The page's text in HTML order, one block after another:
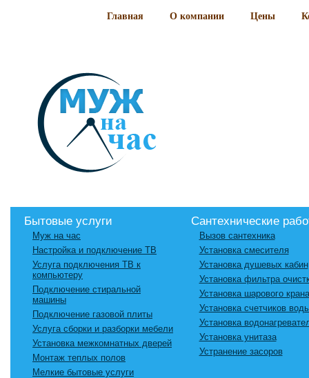
Главная О компании Цены
Бытовые услуги
Муж на час
Настройка и подключение ТВ
Услуга подключения ТВ к
компьютеру
Подключение стиральной
машины
Подключение газовой плиты
Услуга сборки и разборки мебели
Установка межкомнатных дверей
Монтаж теплых полов
Мелкие бытовые услуги
Сантехнические
Вызов сантехника
Установка смесителя
Установка душевых кабин
Установка фильтра
Установка шарового крана
Установка счетчиков
Установка
Установка унитаза
Устранение засоров